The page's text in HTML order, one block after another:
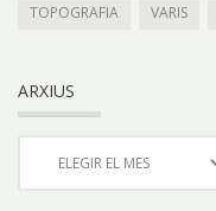
TOPOGRAFIA VARIS
ARXIUS